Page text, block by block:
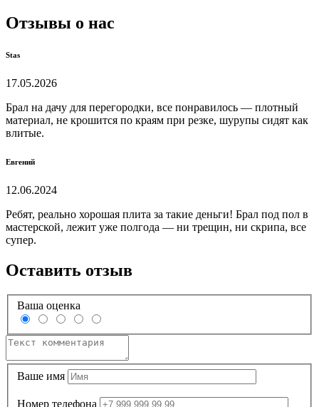
Отзывы о нас
Stas
17.05.2026
Брал на дачу для перегородки, все понравилось — плотный
материал, не крошится по краям при резке, шурупы сидят как
влитые.
Евгений
12.06.2024
Ребят, реально хорошая плита за такие деньги! Брал под пол в
мастерской, лежит уже полгода — ни трещин, ни скрипа, все
супер.
Оставить отзыв
Ваша оценка
Ваше имя
Номер телефона